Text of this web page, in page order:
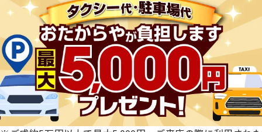
ミッレミリア 2019 レースエ
格
日時点の参考買取価格です
ショパール ミッレミリア
参考買取価格
381,000 円
※2024年3月9日時点の参考買